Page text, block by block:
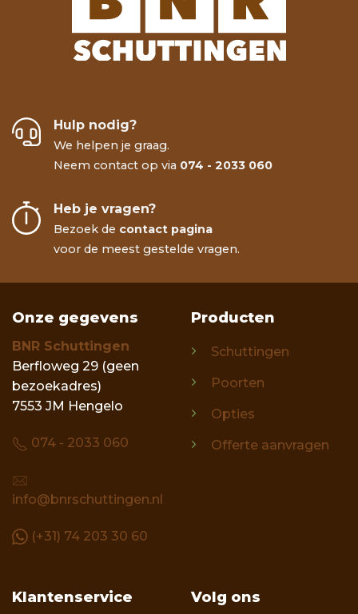
Hulp nodig?
We helpen je graag.
Neem contact op via 074 - 2033 060
Heb je vragen?
Bezoek de contact pagina
voor de meest gestelde vragen.
Onze gegevens
BNR Schuttingen
Berfloweg 29 (geen
bezoekadres)
7553 JM Hengelo
074 - 2033 060
info@bnrschuttingen.nl
(+31) 74 203 30 60
Producten
Schuttingen
Poorten
Opties
Offerte aanvragen
Klantenservice Volg ons